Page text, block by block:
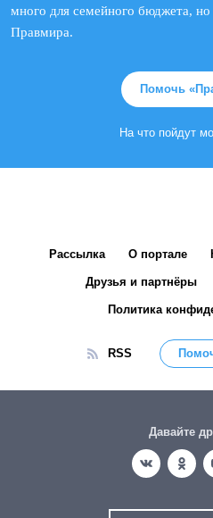
много для семейного бюджета, но
Правмира.
Помочь
На что пойдут
Рассылка О портале
Друзья и партнёры
Политика
RSS
Давайте